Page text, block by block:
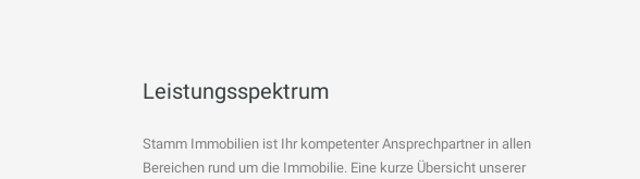
Leistungsspektrum
Stamm Immobilien ist Ihr kompetenter Ansprechpartner in allen
Bereichen rund um die Immobilie. Eine kurze Übersicht unserer